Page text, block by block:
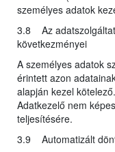
személyes adatok
3.8 Az
következményei
A személyes adatok
érintett azon
alapján kezel
Adatkezelő nem
teljesítésére.
3.9 Automatizált